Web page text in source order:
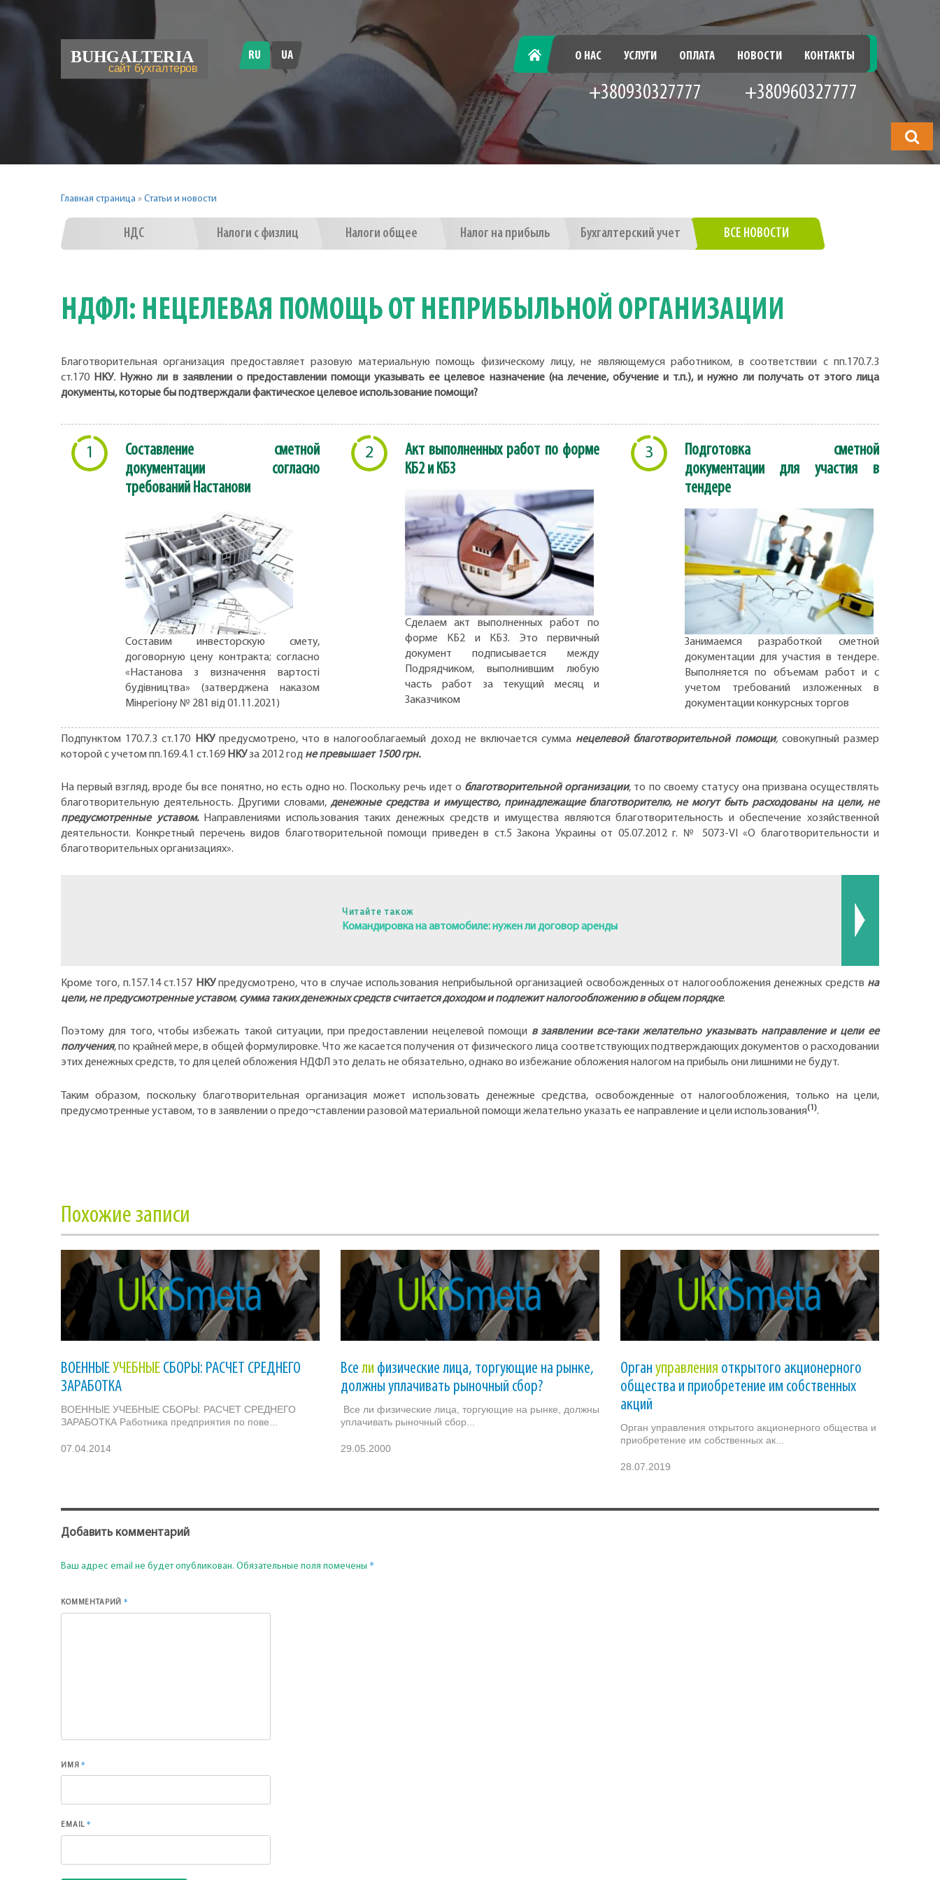
будете
RU UA ГЛАВНАЯ О НАС УСЛУГИ ОПЛАТА НОВОСТИ КОНТАКТЫ
+380930327777 +380960327777
Главная страница » Статьи и новости
НДС Налоги с физлиц Налоги общее Налог на прибыль Бухгалтерский учет ВСЕ НОВОСТИ
НДФЛ: НЕЦЕЛЕВАЯ ПОМОЩЬ ОТ НЕПРИБЫЛЬНОЙ ОРГАНИЗАЦИИ
Благотворительная организация предоставляет разовую материальную помощь физическому лицу, не являющемуся работником, в соответствии с пп.170.7.3
ст.170 НКУ. Нужно ли в заявлении о предоставлении помощи указывать ее целевое назначение (на лечение, обучение и т.п.), и нужно ли получать от этого лица
документы, которые бы подтверждали фактическое целевое использование помощи?
1
Составление сметной
документации согласно
требований Настанови
Составим инвесторскую смету,
договорную цену контракта; согласно
«Настанова з визначення вартості
будівництва» (затверджена наказом
Мінрегіону № 281 від 01.11.2021)
2
Акт выполненных работ по форме
КБ2 и КБ3
Сделаем акт выполненных работ по
форме КБ2 и КБ3. Это первичный
документ подписывается между
Подрядчиком, выполнившим любую
часть работ за текущий месяц и
Заказчиком
3
Подготовка сметной
документации для участия в
тендере
Занимаемся разработкой сметной
документации для участия в тендере.
Выполняется по объемам работ и с
учетом требований изложенных в
документации конкурсных торгов
Подпунктом 170.7.3 ст.170 НКУпредусмотрено, что в налогооблагаемый доход не включается сумма нецелевой благотворительной помощи, совокупный размер
которой с учетом пп.169.4.1 ст.169 НКУза 2012 год не превышает 1500 грн.
На первый взгляд, вроде бы все понятно, но есть одно но. Поскольку речь идет о благотворительной организации, то по своему статусу она призвана осуществлять
благотворительную деятельность. Другими словами, денежные средства и имущество, принадлежащие благотворителю, не могут быть расходованы на цели, не
предусмотренные уставом.
Направлениями использования таких денежных средств и имущества являются благотворительность и обеспечение хозяйственной
деятельности. Конкретный перечень видов благотворительной помощи приведен в ст.5 Закона Украины от 05.07.2012 г. № 5073-VI «О благотворительности и
благотворительных организациях».
Читайте також
Командировка на автомобиле: нужен ли договор аренды
Кроме того, п.157.14 ст.157 НКУпредусмотрено, что в случае использования неприбыльной организацией освобожденных от налогообложения денежных средств на
цели, не предусмотренные уставом, сумма таких денежных средств считается доходом и подлежит налогообложению в общем порядке.
Поэтому для того, чтобы избежать такой ситуации, при предоставлении нецелевой помощи в заявлении все-таки желательно указывать направление и цели ее
получения, по крайней мере, в общей формулировке. Что же касается получения от физического лица соответствующих подтверждающих документов о расходовании
этих денежных средств, то для целей обложения НДФЛ это делать не обязательно, однако во избежание обложения налогом на прибыль они лишними не будут.
Таким образом, поскольку благотворительная организация может использовать денежные средства, освобожденные от налогообложения, только на цели,
предусмотренные уставом, то в заявлении о предо¬ставлении разовой материальной помощи желательно указать ее направление и цели использования(1).
Похожие записи
ВОЕННЫЕ УЧЕБНЫЕ СБОРЫ: РАСЧЕТ СРЕДНЕГО
ЗАРАБОТКА
ВОЕННЫЕ УЧЕБНЫЕ СБОРЫ: РАСЧЕТ СРЕДНЕГО
ЗАРАБОТКА Работника предприятия по пове...
07.04.2014
Все ли физические лица, торгующие на рынке,
должны уплачивать рыночный сбор?
Все ли физические лица, торгующие на рынке, должны
уплачивать рыночный сбор...
29.05.2000
Орган управления открытого акционерного
общества и приобретение им собственных
акций
Орган управления открытого акционерного общества и
приобретение им собственных ак...
28.07.2019
Добавить комментарий
Ваш адрес email не будет опубликован. Обязательные поля помечены *
КОММЕНТАРИЙ*
ИМЯ*
EMAIL*